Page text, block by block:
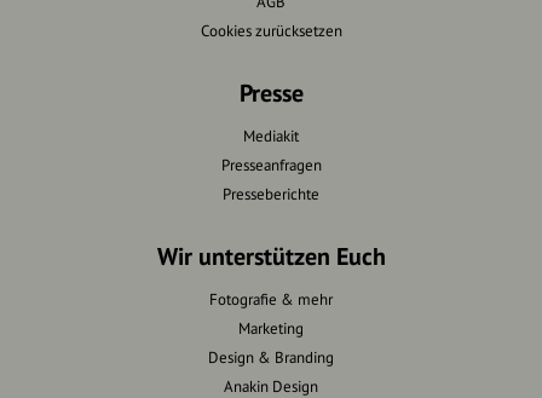
Cookies zurücksetzen
Presse
Mediakit
Presseanfragen
Presseberichte
Wir unterstützen Euch
Fotografie & mehr
Marketing
Design & Branding
Anakin Design